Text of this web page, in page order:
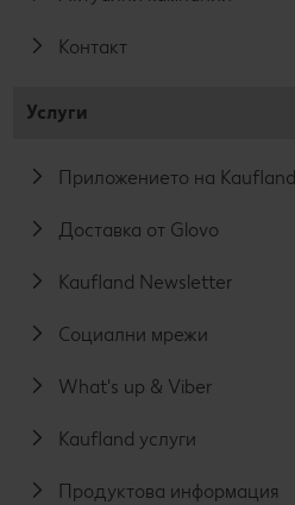
Контакт
Услуги
Приложението на Kaufland
Доставка от Glovo
Kaufland Newsletter
Социални мрежи
What's up & Viber
Kaufland услуги
Продуктова информация